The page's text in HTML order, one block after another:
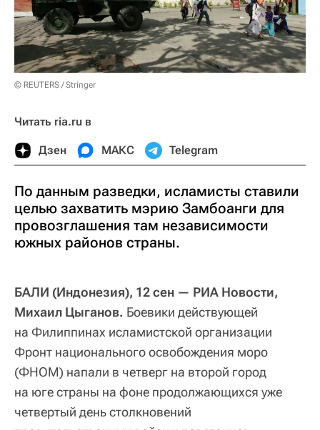
© REUTERS / Stringer
Читать ria.ru в
Дзен МАКС Telegram
По данным разведки, исламисты ставили
целью захватить мэрию Замбоанги для
провозглашения там независимости
южных районов страны.
БАЛИ (Индонезия), 12 сен — РИА Новости,
Михаил Цыганов. Боевики действующей
на Филиппинах исламистской организации
Фронт национального освобождения моро
(ФНОМ) напали в четверг на второй город
на юге страны на фоне продолжающихся уже
четвертый день столкновений